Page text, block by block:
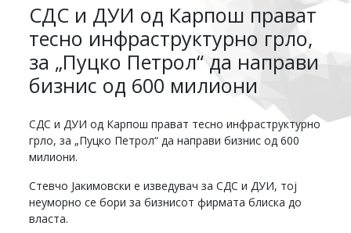
СДС и ДУИ од Карпош прават
тесно инфраструктурно грло,
за „Пуцко Петрол“ да направи
бизнис од 600 милиони
СДС и ДУИ од Карпош прават тесно инфраструктурно
грло, за „Пуцко Петрол“ да направи бизнис од 600
милиони.
Стевчо Јакимовски е изведувач за СДС и ДУИ, тој
неуморно се бори за бизнисот фирмата блиска до
власта.